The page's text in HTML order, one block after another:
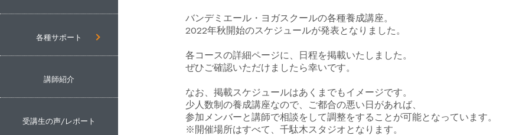
各種サポート
講師紹介
受講生の声/レポート
バンデミエール・ヨガスクールの各種養成講座。
2022年秋開始のスケジュールが発表となりました。
各コースの詳細ページに、日程を掲載いたしました。
ぜひご確認いただけましたら幸いです。
なお、掲載スケジュールはあくまでもイメージです。
少人数制の養成講座なので、ご都合の悪い日があれば、
参加メンバーと講師で相談をして調整をすることが可能となっています。
※開催場所はすべて、千駄木スタジオとなります。